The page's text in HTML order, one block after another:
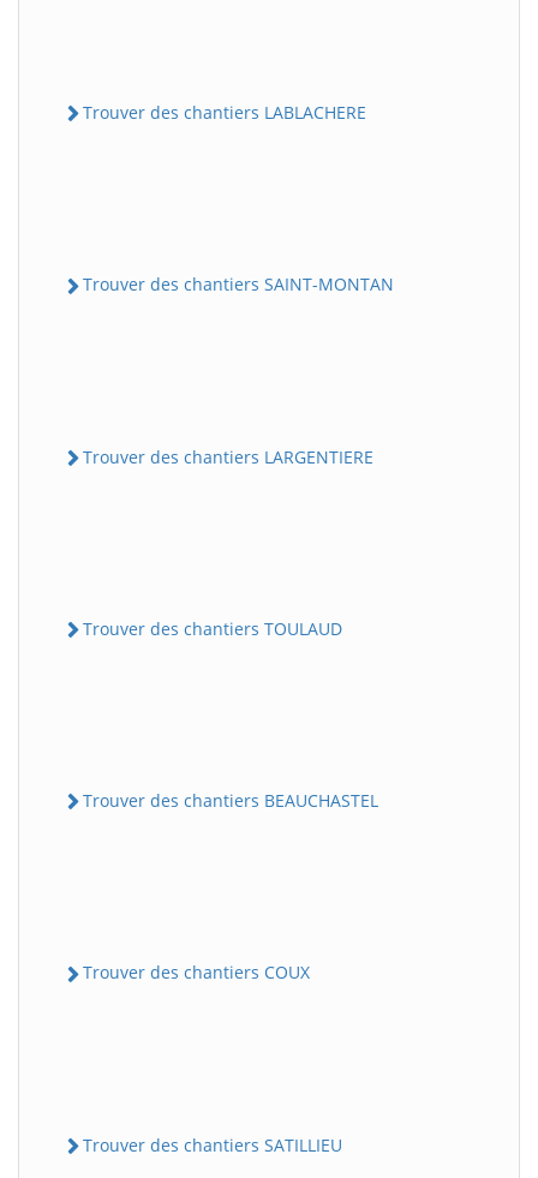
Trouver des chantiers LABLACHERE
Trouver des chantiers SAINT-MONTAN
Trouver des chantiers LARGENTIERE
Trouver des chantiers TOULAUD
Trouver des chantiers BEAUCHASTEL
Trouver des chantiers COUX
Trouver des chantiers SATILLIEU